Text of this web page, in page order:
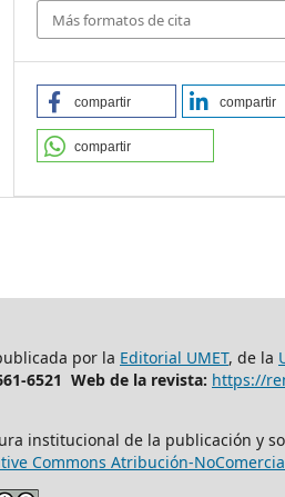
Más formatos de cita
compartir compartir
compartir
por la Editorial UMET, de la
6521 Web de la revista: https://
institucional de la publicación y
Commons Atribución-